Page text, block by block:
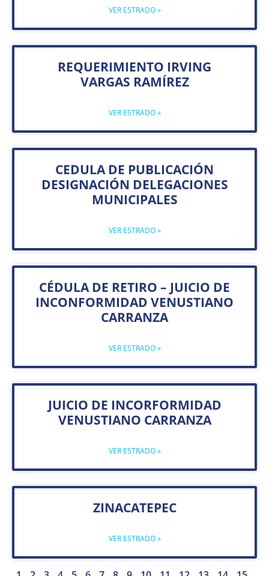
VER ESTRADO »
REQUERIMIENTO IRVING
VARGAS RAMÍREZ
VER ESTRADO »
CEDULA DE PUBLICACIÓN
DESIGNACIÓN DELEGACIONES
MUNICIPALES
VER ESTRADO »
CÉDULA DE RETIRO – JUICIO DE
INCONFORMIDAD VENUSTIANO
CARRANZA
VER ESTRADO »
JUICIO DE INCORFORMIDAD
VENUSTIANO CARRANZA
VER ESTRADO »
ZINACATEPEC
VER ESTRADO »